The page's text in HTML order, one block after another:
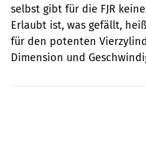
selbst gibt für die FJR
Erlaubt ist, was gefällt,
für den potenten
Dimension und